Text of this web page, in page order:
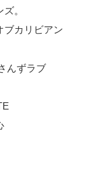
。
ブカリビアン
んずラブ